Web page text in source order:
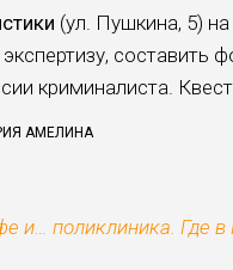
(ул. Пушкина, 5)
составить
криминалиста.
АМЕЛИНА
и… поликлиника. Где